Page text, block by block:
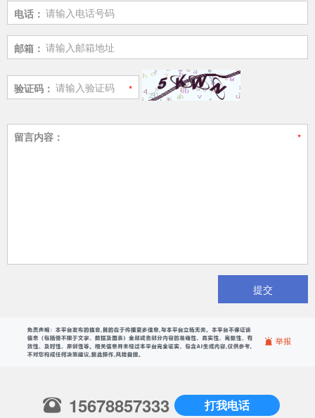
电话：
邮箱：
验证码：
留言内容：
提交
15678857333 打我电话